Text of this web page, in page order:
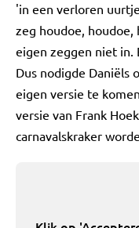
'in een verloren
zeg houdoe,
eigen zeggen niet in.
Dus nodigde Daniëls
eigen versie te
versie van Frank
carnavalskraker